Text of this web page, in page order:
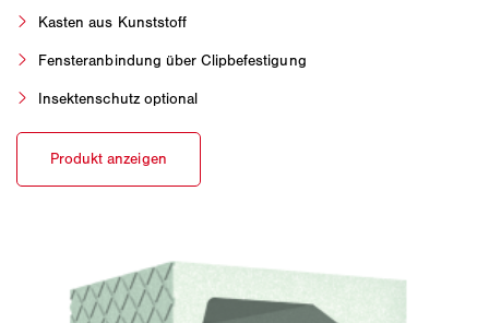
Kasten aus Kunststoff
Fensteranbindung über Clipbefestigung
Insektenschutz optional